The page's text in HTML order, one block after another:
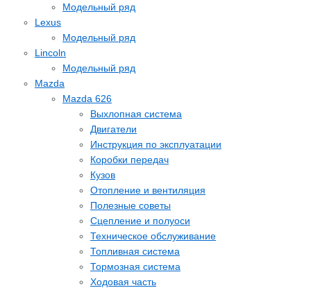
Модельный ряд
Lexus
Модельный ряд
Lincoln
Модельный ряд
Mazda
Mazda 626
Выхлопная система
Двигатели
Инструкция по эксплуатации
Коробки передач
Кузов
Отопление и вентиляция
Полезные советы
Сцепление и полуоси
Техническое обслуживание
Топливная система
Тормозная система
Ходовая часть